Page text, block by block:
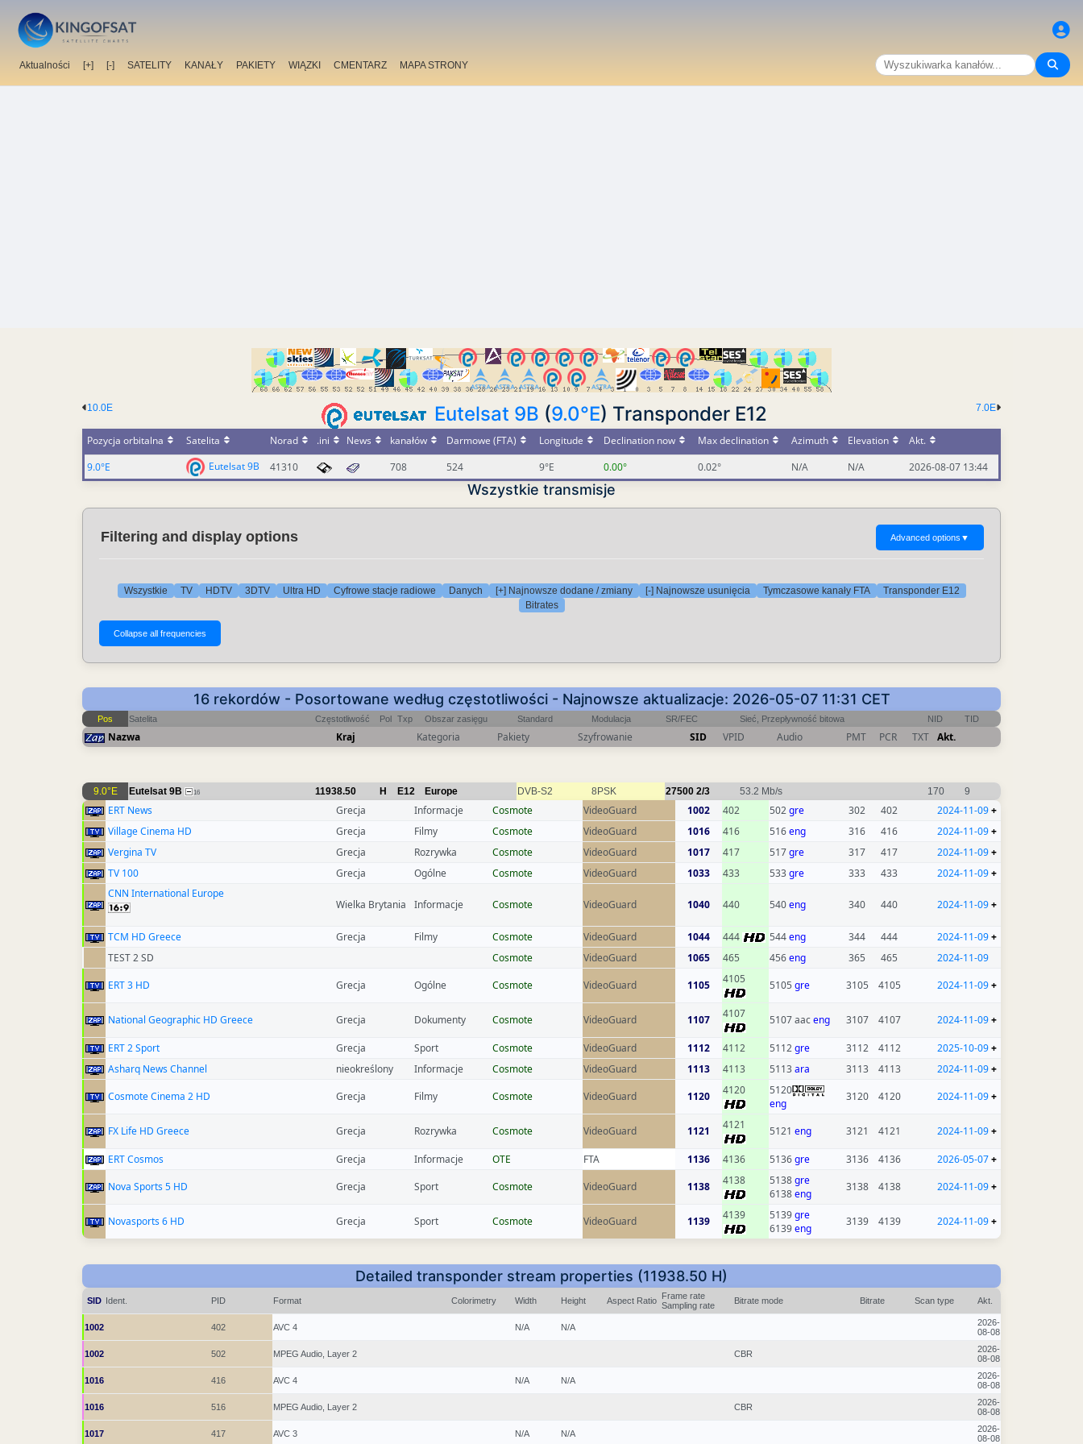
Aktualności [+] [-] SATELITY KANAŁY PAKIETY WIĄZKI CMENTARZ MAPA STRONY
7.0E
10.0E Eutelsat 9B (9.0°E) Transponder E12
Pozycja orbitalna Satelita Norad .ini News kanałów Darmowe (FTA) Longitude Declination now Max declination Azimuth Elevation
Akt.
9.0°E
Eutelsat 9B 41310 708 524 9°E 0.00° 0.02° N/A N/A 2026-08-07 13:44
Wszystkie transmisje
Filtering and display options Advanced options ▼
Wszystkie TV HDTV 3DTV Ultra HD Cyfrowe stacje radiowe Danych [+] Najnowsze dodane / zmiany [-] Najnowsze usunięcia Tymczasowe kanały FTA
Transponder E12
Bitrates
16 rekordów - Posortowane według częstotliwości - Najnowsze aktualizacje: 2026-05-07 11:31 CET
Pos Satelita Częstotliwość Pol Txp Obszar zasięgu Standard Modulacja SR/FEC Sieć, Przepływność bitowa NID TID
Nazwa Kraj Kategoria Pakiety Szyfrowanie SID VPID Audio PMT PCR TXT Akt.
9.0°E Eutelsat 9B 16 11938.50 H E12 Europe DVB-S2 8PSK 27500 2/3 53.2 Mb/s 170 9
ERT News Grecja Informacje Cosmote VideoGuard 1002 402 502gre 302 402 2024-11-09+
Village Cinema HD
Grecja Filmy Cosmote VideoGuard 1016 416 516eng 316 416 2024-11-09+
Vergina TV
Grecja Rozrywka Cosmote VideoGuard 1017 417 517gre 317 417 2024-11-09+
TV 100
Grecja Ogólne Cosmote VideoGuard 1033 433 533gre 333 433 2024-11-09+
CNN International Europe
Wielka Brytania
Informacje Cosmote VideoGuard 1040 440 540eng 340 440 2024-11-09+
TCM HD Greece Grecja Filmy Cosmote VideoGuard 1044 444 544eng 344 444 2024-11-09+
TEST 2 SD
Cosmote VideoGuard 1065 465 456eng 365 465
2024-11-09
ERT 3 HD
Grecja Ogólne Cosmote VideoGuard 1105 4105 5105 gre 3105 4105 2024-11-09+
National Geographic HD Greece Grecja Dokumenty Cosmote VideoGuard 1107 4107 5107 aaceng 3107 4107 2024-11-09+
ERT 2 Sport Grecja Sport Cosmote VideoGuard 1112 4112 5112gre 3112 4112 2025-10-09+
Asharq News Channel
nieokreślony Informacje Cosmote VideoGuard 1113 4113 5113ara 3113 4113 2024-11-09+
Cosmote Cinema 2 HD
Grecja Filmy Cosmote VideoGuard 1120 4120
5120
eng
3120 4120 2024-11-09+
FX Life HD Greece Grecja Rozrywka Cosmote VideoGuard 1121 4121 5121 eng 3121 4121 2024-11-09+
ERT Cosmos Grecja Informacje OTE FTA 1136 4136 5136gre 3136 4136 2026-05-07+
Nova Sports 5 HD
Grecja Sport Cosmote VideoGuard 1138 4138 5138gre
6138eng
3138 4138 2024-11-09+
Novasports 6 HD Grecja Sport Cosmote VideoGuard 1139 4139 5139gre
6139eng
3139 4139 2024-11-09+
Detailed transponder stream properties (11938.50 H)
SID Ident. PID Format Colorimetry Width Height Aspect Ratio Frame rate
Sampling rate
Bitrate mode Bitrate Scan type Akt.
1002 402 AVC 4 N/A N/A
2026-
08-08
1002 502 MPEG Audio, Layer 2 CBR
2026-
08-08
1016 416 AVC 4 N/A N/A
2026-
08-08
1016 516 MPEG Audio, Layer 2 CBR
2026-
08-08
1017 417 AVC 3 N/A N/A
2026-
08-08